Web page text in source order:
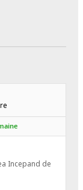
Incepand de